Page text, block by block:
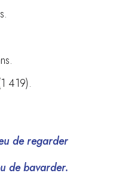
419).
de regarder
de bavarder.